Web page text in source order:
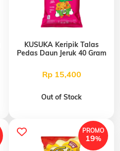
KUSUKA Keripik Talas
Pedas Daun Jeruk 40 Gram
Rp 15,400
Out of Stock
PROMO
19%